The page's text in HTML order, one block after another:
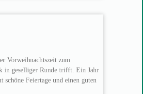
Vorweihnachtszeit zum
in geselliger Runde trifft. Ein Jahr
schöne Feiertage und einen guten